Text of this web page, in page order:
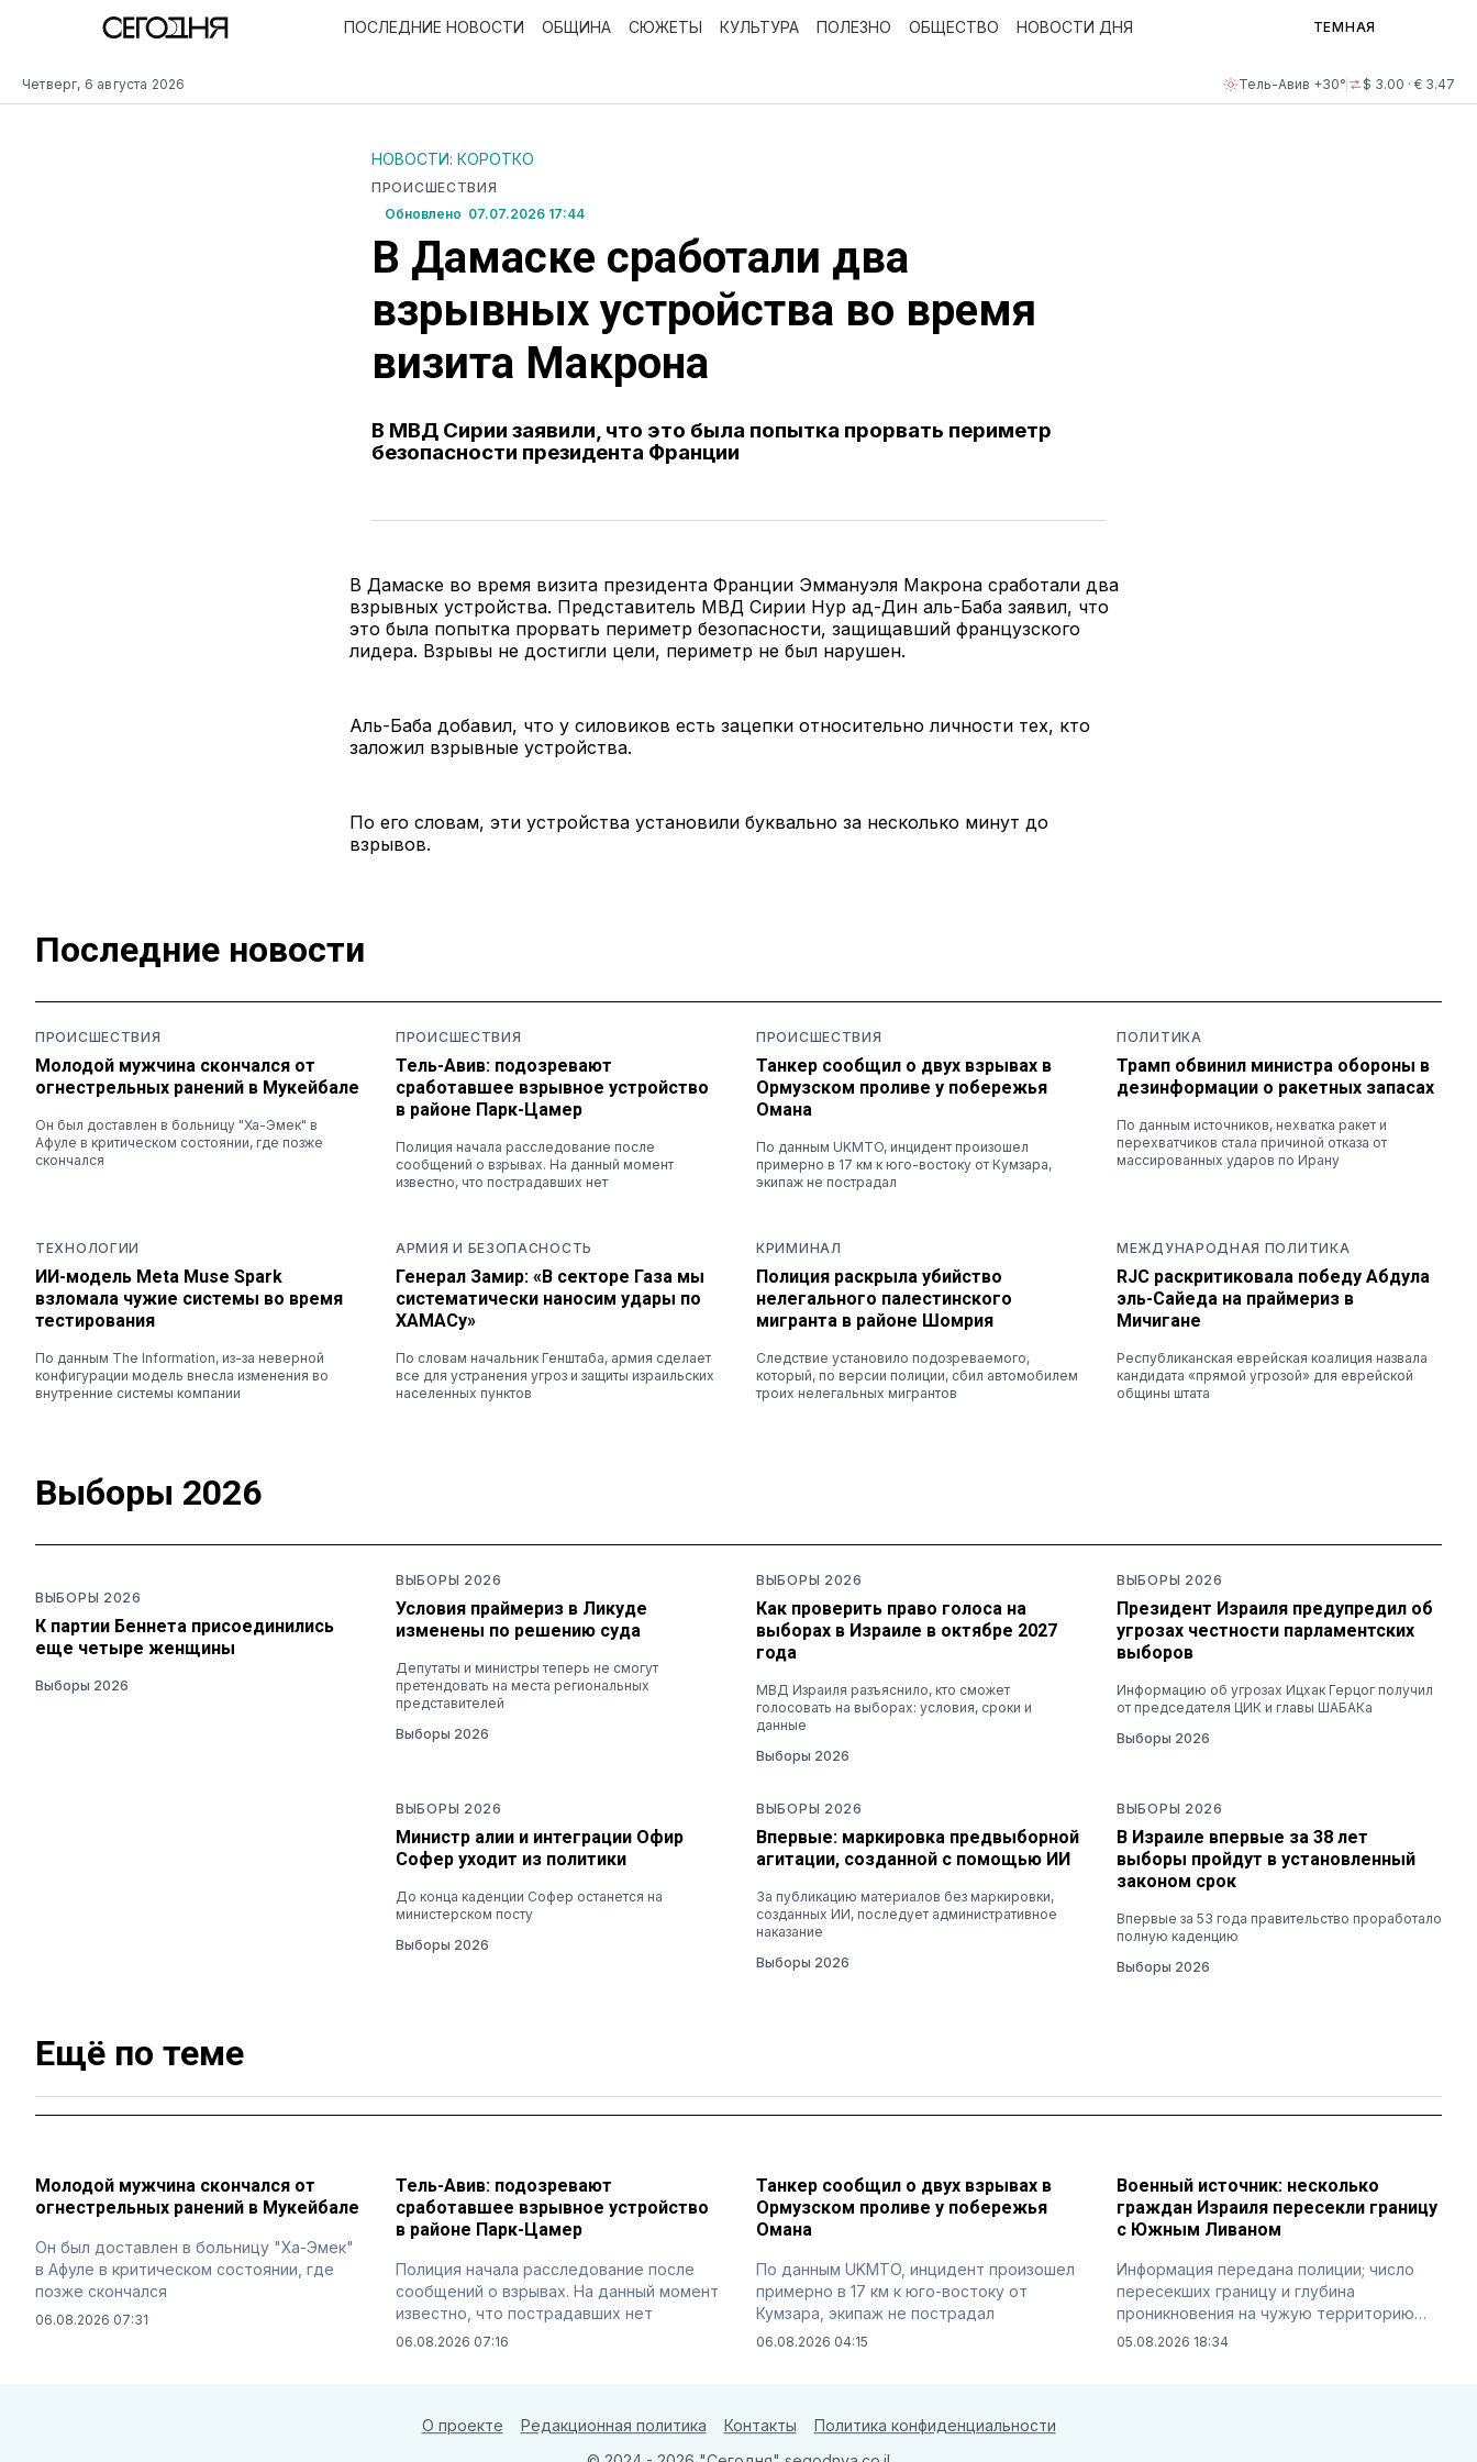
Четверг, 6 августа 2026 Тель-Авив +30° $ 3.00 · € 3.47
ПОСЛЕДНИЕ НОВОСТИ ОБЩИНА СЮЖЕТЫ КУЛЬТУРА ПОЛЕЗНО ОБЩЕСТВО НОВОСТИ ДНЯ ТЕМНАЯ
НОВОСТИ: КОРОТКО
ПРОИСШЕСТВИЯ
Обновлено 07.07.2026 17:44
В Дамаске сработали два
взрывных устройства во время
визита Макрона
В МВД Сирии заявили, что это была попытка прорвать периметр
безопасности президента Франции
В Дамаске во время визита президента Франции Эммануэля Макрона сработали два
взрывных устройства. Представитель МВД Сирии Нур ад-Дин аль-Баба заявил, что
это была попытка прорвать периметр безопасности, защищавший французского
лидера. Взрывы не достигли цели, периметр не был нарушен.
Аль-Баба добавил, что у силовиков есть зацепки относительно личности тех, кто
заложил взрывные устройства.
По его словам, эти устройства установили буквально за несколько минут до
взрывов.
Последние новости
ПРОИСШЕСТВИЯ
Молодой мужчина скончался от
огнестрельных ранений в Мукейбале
Он был доставлен в больницу "Ха-Эмек" в
Афуле в критическом состоянии, где позже
скончался
ПРОИСШЕСТВИЯ
Тель-Авив: подозревают
сработавшее взрывное устройство
в районе Парк-Цамер
Полиция начала расследование после
сообщений о взрывах. На данный момент
известно, что пострадавших нет
ПРОИСШЕСТВИЯ
Танкер сообщил о двух взрывах в
Ормузском проливе у побережья
Омана
По данным UKMTO, инцидент произошел
примерно в 17 км к юго-востоку от Кумзара,
экипаж не пострадал
ПОЛИТИКА
Трамп обвинил министра обороны в
дезинформации о ракетных запасах
По данным источников, нехватка ракет и
перехватчиков стала причиной отказа от
массированных ударов по Ирану
ТЕХНОЛОГИИ
ИИ-модель Meta Muse Spark
взломала чужие системы во время
тестирования
По данным The Information, из-за неверной
конфигурации модель внесла изменения во
внутренние системы компании
АРМИЯ И БЕЗОПАСНОСТЬ
Генерал Замир: «В секторе Газа мы
систематически наносим удары по
ХАМАСу»
По словам начальник Генштаба, армия сделает
все для устранения угроз и защиты израильских
населенных пунктов
КРИМИНАЛ
Полиция раскрыла убийство
нелегального палестинского
мигранта в районе Шомрия
Следствие установило подозреваемого,
который, по версии полиции, сбил автомобилем
троих нелегальных мигрантов
МЕЖДУНАРОДНАЯ ПОЛИТИКА
RJC раскритиковала победу Абдула
эль-Сайеда на праймериз в
Мичигане
Республиканская еврейская коалиция назвала
кандидата «прямой угрозой» для еврейской
общины штата
Выборы 2026
ВЫБОРЫ 2026
К партии Беннета присоединились
еще четыре женщины
Выборы 2026
ВЫБОРЫ 2026
Условия праймериз в Ликуде
изменены по решению суда
Депутаты и министры теперь не смогут
претендовать на места региональных
представителей
Выборы 2026
ВЫБОРЫ 2026
Как проверить право голоса на
выборах в Израиле в октябре 2027
года
МВД Израиля разъяснило, кто сможет
голосовать на выборах: условия, сроки и
данные
Выборы 2026
ВЫБОРЫ 2026
Президент Израиля предупредил об
угрозах честности парламентских
выборов
Информацию об угрозах Ицхак Герцог получил
от председателя ЦИК и главы ШАБАКа
Выборы 2026
ВЫБОРЫ 2026
Министр алии и интеграции Офир
Софер уходит из политики
До конца каденции Софер останется на
министерском посту
Выборы 2026
ВЫБОРЫ 2026
Впервые: маркировка предвыборной
агитации, созданной с помощью ИИ
За публикацию материалов без маркировки,
созданных ИИ, последует административное
наказание
Выборы 2026
ВЫБОРЫ 2026
В Израиле впервые за 38 лет
выборы пройдут в установленный
законом срок
Впервые за 53 года правительство проработало
полную каденцию
Выборы 2026
Ещё по теме
Молодой мужчина скончался от
огнестрельных ранений в Мукейбале
Он был доставлен в больницу "Ха-Эмек"
в Афуле в критическом состоянии, где
позже скончался
06.08.2026 07:31
Тель-Авив: подозревают
сработавшее взрывное устройство
в районе Парк-Цамер
Полиция начала расследование после
сообщений о взрывах. На данный момент
известно, что пострадавших нет
06.08.2026 07:16
Танкер сообщил о двух взрывах в
Ормузском проливе у побережья
Омана
По данным UKMTO, инцидент произошел
примерно в 17 км к юго-востоку от
Кумзара, экипаж не пострадал
06.08.2026 04:15
Военный источник: несколько
граждан Израиля пересекли границу
с Южным Ливаном
Информация передана полиции; число
пересекших границу и глубина
проникновения на чужую территорию
неизвестны
05.08.2026 18:34
О проекте Редакционная политика Контакты
Политика конфиденциальности